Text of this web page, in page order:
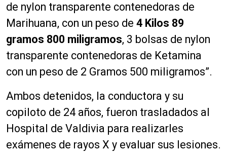
de nylon transparente contenedoras de
Marihuana, con un peso de 4 Kilos 89
gramos 800 miligramos, 3 bolsas de nylon
transparente contenedoras de Ketamina
con un peso de 2 Gramos 500 miligramos”.
Ambos detenidos, la conductora y su
copiloto de 24 años, fueron trasladados al
Hospital de Valdivia para realizarles
exámenes de rayos X y evaluar sus lesiones.